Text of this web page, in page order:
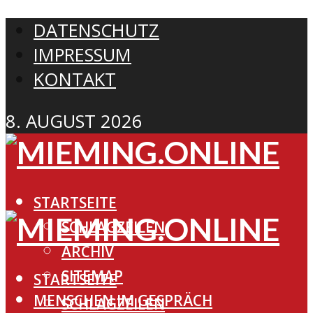
DATENSCHUTZ
IMPRESSUM
KONTAKT
8. AUGUST 2026
STARTSEITE
SCHLAGZEILEN
ARCHIV
SITEMAP
MENSCHEN IM GESPRÄCH
STARTSEITE
SCHLAGZEILEN